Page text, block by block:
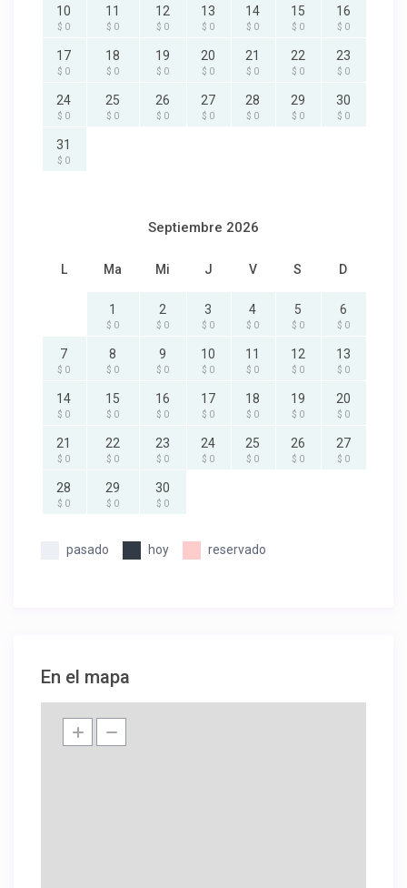
10
$ 0
11
$ 0
12
$ 0
13
$ 0
14
$ 0
15
$ 0
16
$ 0
17
$ 0
18
$ 0
19
$ 0
20
$ 0
21
$ 0
22
$ 0
23
$ 0
24
$ 0
25
$ 0
26
$ 0
27
$ 0
28
$ 0
29
$ 0
30
$ 0
31
$ 0
Septiembre 2026
L Ma Mi J V S D
1
$ 0
2
$ 0
3
$ 0
4
$ 0
5
$ 0
6
$ 0
7
$ 0
8
$ 0
9
$ 0
10
$ 0
11
$ 0
12
$ 0
13
$ 0
14
$ 0
15
$ 0
16
$ 0
17
$ 0
18
$ 0
19
$ 0
20
$ 0
21
$ 0
22
$ 0
23
$ 0
24
$ 0
25
$ 0
26
$ 0
27
$ 0
28
$ 0
29
$ 0
30
$ 0
pasado hoy reservado
En el mapa